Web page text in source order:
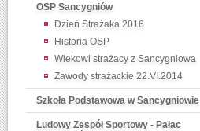
OSP Sancygniów
Dzień Strażaka 2016
Historia OSP
Wiekowi strażacy z Sancygniowa
Zawody strażackie 22.VI.2014
Szkoła Podstawowa w Sancygniowie
Ludowy Zespół Sportowy - Pałac